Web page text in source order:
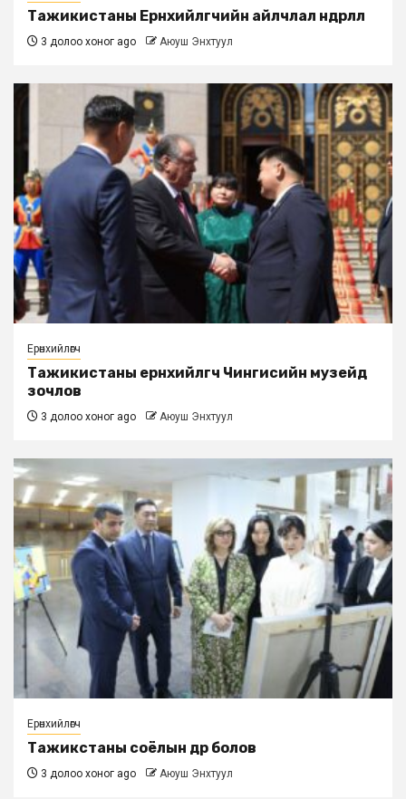
Тажикистаны Ерөнхийлөгчийн айлчлал өндөрлөлөө
3 долоо хоног ago Аюуш Энхтуул
Ерөнхийлөгч
Тажикистаны ерөнхийлөгч Чингисийн музейд
зочлов
3 долоо хоног ago Аюуш Энхтуул
Ерөнхийлөгч
Тажикстаны соёлын өдөр болов
3 долоо хоног ago Аюуш Энхтуул